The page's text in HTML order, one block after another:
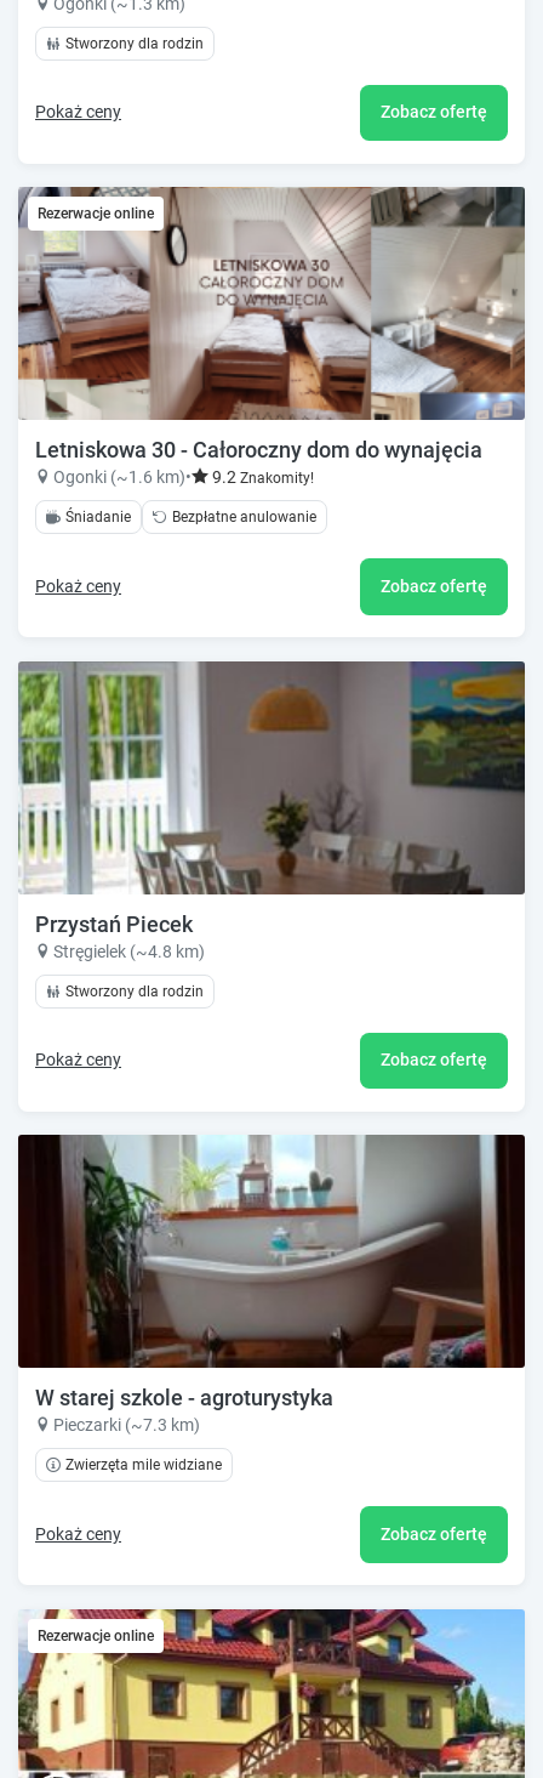
Stworzony dla rodzin
Pokaż ceny Zobacz ofertę
Rezerwacje online
Letniskowa 30 - Całoroczny dom do wynajęcia
Ogonki (~1.6 km)• 9.2 Znakomity!
Śniadanie Bezpłatne anulowanie
Pokaż ceny Zobacz ofertę
Przystań Piecek
Stręgielek (~4.8 km)
Stworzony dla rodzin
Pokaż ceny Zobacz ofertę
W starej szkole - agroturystyka
Pieczarki (~7.3 km)
Zwierzęta mile widziane
Pokaż ceny Zobacz ofertę
Rezerwacje online